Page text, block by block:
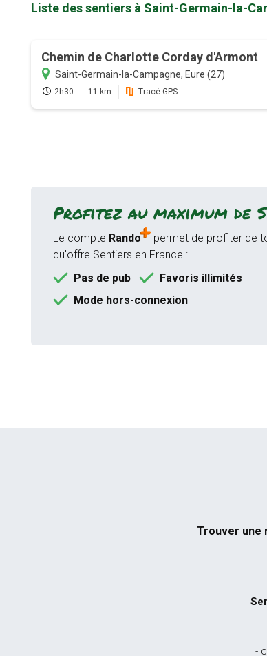
Liste des sentiers à Saint-Germain-la-
Chemin de Charlotte Corday d'Armont
Saint-Germain-la-Campagne, Eure (27)
2h30 11 km Tracé GPS
Profitez au maximum de
Le compte Rando
permet de profiter de
qu'offre Sentiers en France :
Pas de pub
Favoris illimités
Mode hors-connexion
Trouver une
-